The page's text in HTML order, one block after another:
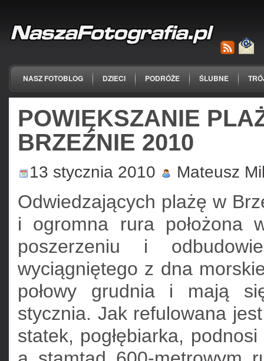
NASZ FOTOBLOG DZIECI PODRÓŻE ŚLUBNE
POWIĘKSZANIE
BRZEŹNIE 2010
13 stycznia 2010 Mateusz
Odwiedzających plażę w
i ogromna rura położona
poszerzeniu i
wyciągniętego z dna
połowy grudnia i mają
stycznia. Jak refulowana
statek, pogłębiarka,